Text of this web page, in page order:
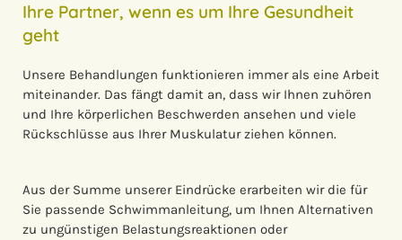
Ihre Partner, wenn es um Ihre Gesundheit
geht
Unsere Behandlungen funktionieren immer als eine Arbeit
miteinander. Das fängt damit an, dass wir Ihnen zuhören
und Ihre körperlichen Beschwerden ansehen und viele
Rückschlüsse aus Ihrer Muskulatur ziehen können.
Aus der Summe unserer Eindrücke erarbeiten wir die für
Sie passende Schwimmanleitung, um Ihnen Alternativen
zu ungünstigen Belastungsreaktionen oder